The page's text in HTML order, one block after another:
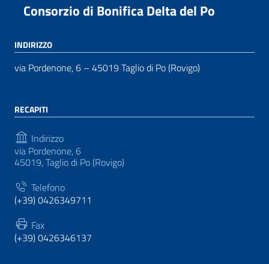
Consorzio di Bonifica Delta del Po
INDIRIZZO
via Pordenone, 6 – 45019 Taglio di Po (Rovigo)
RECAPITI
Indirizzo
via Pordenone, 6
45019, Taglio di Po (Rovigo)
Telefono
(+39) 0426349711
Fax
(+39) 0426346137